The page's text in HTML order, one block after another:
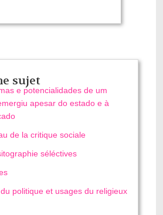
sujet
e potencialidades de um
apesar do estado e à
de la critique sociale
séléctives
politique et usages du religieux